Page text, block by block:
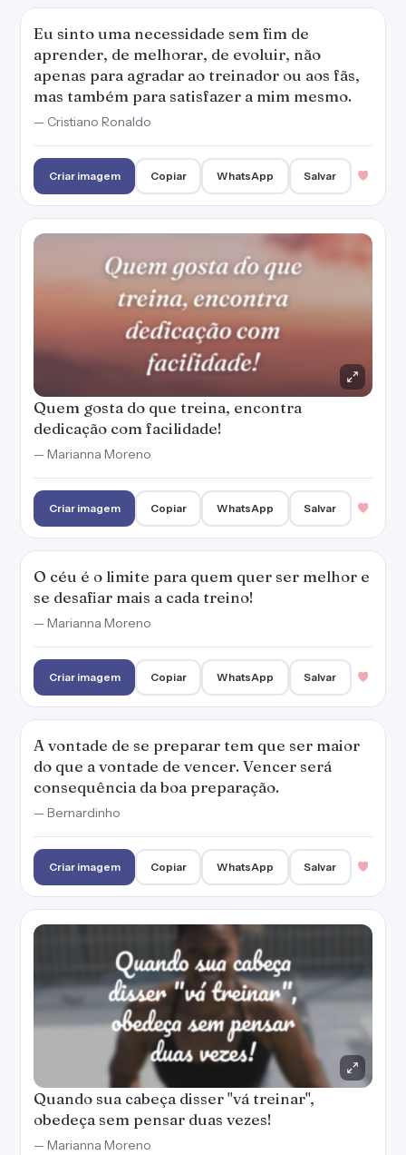
Eu sinto uma necessidade sem fim de
aprender, de melhorar, de evoluir, não
apenas para agradar ao treinador ou aos fãs,
mas também para satisfazer a mim mesmo.
— Cristiano Ronaldo
Criar imagem Copiar WhatsApp Salvar
Quem gosta do que treina, encontra
dedicação com facilidade!
— Marianna Moreno
Criar imagem Copiar WhatsApp Salvar
O céu é o limite para quem quer ser melhor e
se desafiar mais a cada treino!
— Marianna Moreno
Criar imagem Copiar WhatsApp Salvar
A vontade de se preparar tem que ser maior
do que a vontade de vencer. Vencer será
consequência da boa preparação.
— Bernardinho
Criar imagem Copiar WhatsApp Salvar
Quando sua cabeça disser "vá treinar",
obedeça sem pensar duas vezes!
— Marianna Moreno